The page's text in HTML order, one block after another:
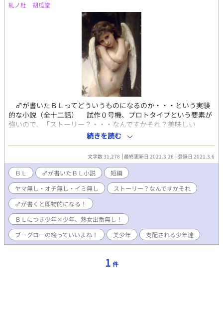
糺ノ杜 胡瓜堂
♂が書いたＢＬってどういうものになるのか・・・という実験
的な小説（全十二話） 試作０号機、プロトタイプという要素が
強いので、「ストーリー？・・・なんですかそれ？美味しい
の？」・・・状態！ やっぱりですねぇ、♂も「美少年」が好き
なのです。 他の私の落書きをご覧頂ければ一目瞭然ですが、個
人的には「少年と熟女」というテーマを一貫して追求しておりま
す。 しかし、「少年と熟女」というのは、実は半分「少年趣
味」を内包しているテーマとも言えます。 また、流行り（？）
の「男の娘」というのも、実は少年フェチのバリエーションと言
えば言えなくもない気がします・・・・。 ・・・・そんなワケ
で「ＢＬ」というジャンルを手探りで書き始めたのですが、書い
ていて、ふとあることに気が付きました！ ♂が書くＢＬという
のは、イロイロと「即物的」になってしまうのです！ ＢＬ小説
独特の「耽美感」が希薄なのです！ これは、♂の特性であり、
ある意味仕方のない部分でもある気がします、なんと言っても♂
の「官能」は「◯◯で始まり、◯◯で終わる」・・・シンプルで
メカニカルなものなのです！（伏せ字だらけでワカランやん
け！） ※このあたりは、「燃えよドラゴンズ」「ひらけチュー
続きを読む
文字数 31,278 最終更新日 2021.3.26 登録日 2021.3.6
ＢＬ ♂が書いたＢＬ小説
短編
ヤマ無し・オチ無し・イミ無し
ストーリー？なんですかそれ
♂が書くと即物的になる！
ＢＬにつき少年×少年、熟女出番無し！
ブーグローの絵っていいよね！
美少年 支配される少年達
1 件